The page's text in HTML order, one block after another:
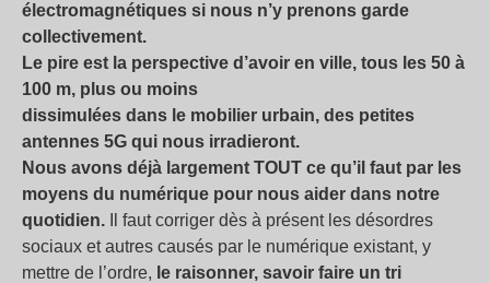
électromagnétiques si nous n’y prenons garde
collectivement.
Le pire est la perspective d’avoir en ville, tous les 50 à
100 m, plus ou moins
dissimulées dans le mobilier urbain, des petites
antennes 5G qui nous irradieront.
Nous avons déjà largement TOUT ce qu’il faut par les
moyens du numérique pour nous aider dans notre
quotidien. Il faut corriger dès à présent les désordres
sociaux et autres causés par le numérique existant, y
mettre de l’ordre, le raisonner, savoir faire un tri